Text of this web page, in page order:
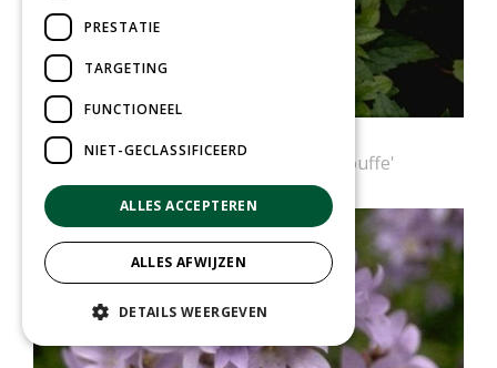
Campanula lactiflora 'White Pouffe'
PRESTATIE
TARGETING
FUNCTIONEEL
NIET-GECLASSIFICEERD
ALLES ACCEPTEREN
ALLES AFWIJZEN
DETAILS WEERGEVEN